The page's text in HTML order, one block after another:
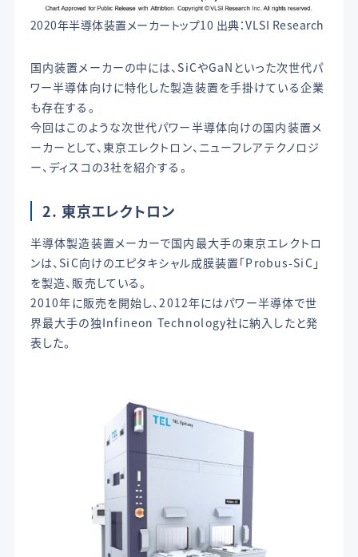
2020年半導体装置メーカートップ10 出典：VLSI Research
国内装置メーカーの中には、SiCやGaNといった次世代パ
ワー半導体向けに特化した製造装置を手掛けている企業
も存在する。
今回はこのような次世代パワー半導体向けの国内装置メ
ーカーとして、東京エレクトロン、ニューフレアテクノロジ
ー、ディスコの3社を紹介する。
2. 東京エレクトロン
半導体製造装置メーカーで国内最大手の東京エレクトロ
ンは、SiC向けのエピタキシャル成膜装置「Probus-SiC」
を製造、販売している。
2010年に販売を開始し、2012年にはパワー半導体で世
界最大手の独Infineon Technology社に納入したと発
表した。